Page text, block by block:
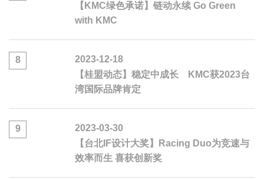
【KMC绿色承诺】链动永续 Go Green
with KMC
8
2023-12-18
【桂盟动态】稳定中成长 KMC获2023台
湾国际品牌肯定
9
2023-03-30
【台北IF设计大奖】Racing Duo为竞速与
效率而生 喜获创新奖